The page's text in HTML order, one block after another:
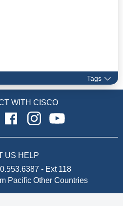
Tags
WITH CISCO
US HELP
- Ext 118
Pacific Other Countries